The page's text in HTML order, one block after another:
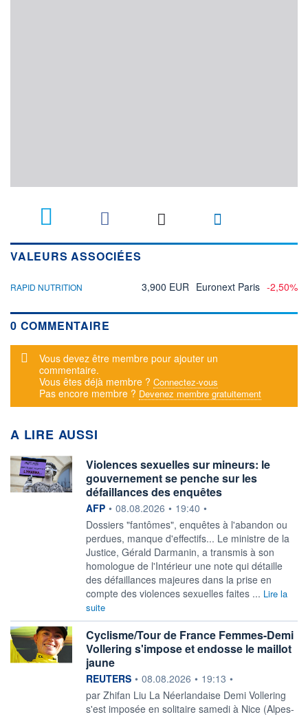
VALEURS ASSOCIÉES
RAPID NUTRITION 3,900 EUR Euronext Paris -2,50%
0 COMMENTAIRE
Message d'alerte
Vous devez être membre pour ajouter un
commentaire.
Vous êtes déjà membre ? Connectez-vous
Pas encore membre ? Devenez membre gratuitement
A LIRE AUSSI
Violences sexuelles sur mineurs: le
gouvernement se penche sur les
défaillances des enquêtes
information fournie par
AFP • 08.08.2026 • 19:40 •
Dossiers "fantômes", enquêtes à l'abandon ou
perdues, manque d'effectifs... Le ministre de la
Justice, Gérald Darmanin, a transmis à son
homologue de l'Intérieur une note qui détaille
des défaillances majeures dans la prise en
compte des violences sexuelles faites ... Lire la
suite
Cyclisme/Tour de France Femmes-Demi
Vollering s'impose et endosse le maillot
jaune
information fournie par
REUTERS • 08.08.2026 • 19:13 •
par Zhifan Liu La Néerlandaise Demi Vollering
s'est imposée en solitaire ‌samedi à Nice (Alpes-